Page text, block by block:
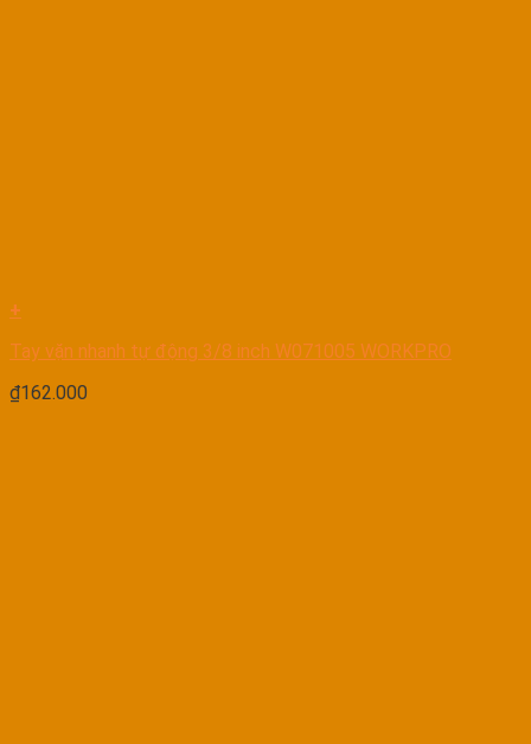
+
Tay vặn nhanh tự động 3/8 inch W071005 WORKPRO
₫162.000